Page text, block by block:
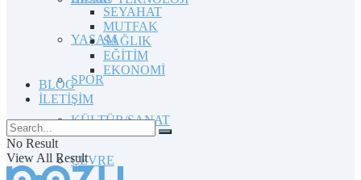
YAŞAM
SPOR
KÜLTÜR/SANAT
ÇEVRE
SEYAHAT
MUTFAK
SAĞLIK
EĞİTİM
EKONOMİ
BLOG
İLETİŞİM
No Result
View All Result